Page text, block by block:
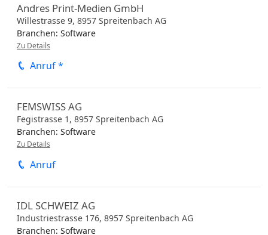
Andres Print-Medien GmbH
Willestrasse 9, 8957 Spreitenbach AG
Branchen: Software
Zu Details
Anruf *
FEMSWISS AG
Fegistrasse 1, 8957 Spreitenbach AG
Branchen: Software
Zu Details
Anruf
IDL SCHWEIZ AG
Industriestrasse 176, 8957 Spreitenbach AG
Branchen: Software